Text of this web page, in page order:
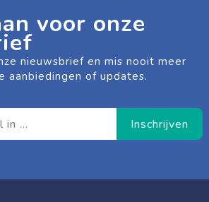
voor onze
nieuwsbrief en mis nooit meer
aanbiedingen of updates.